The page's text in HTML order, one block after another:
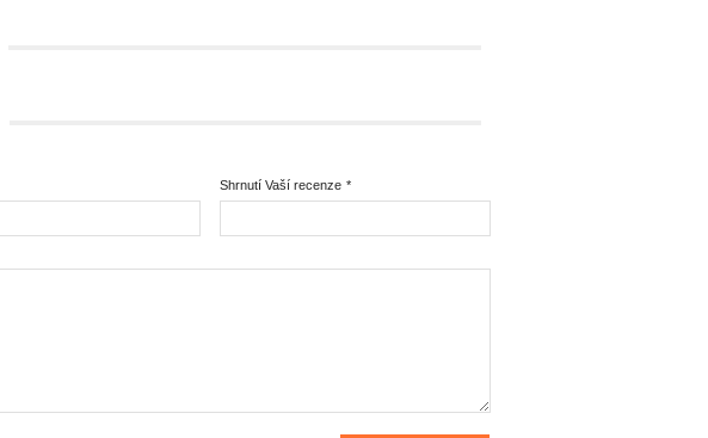
*
Shrnutí Vaší recenze